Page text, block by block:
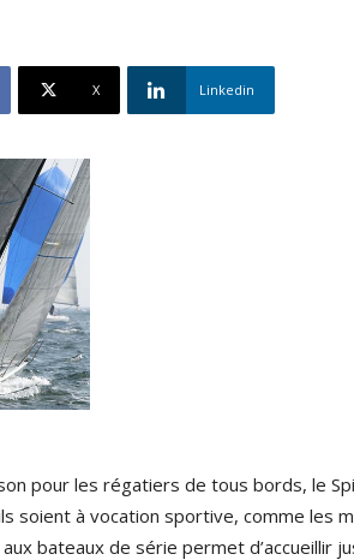
X Linkedin
pour les régatiers de tous bords, le
soient à vocation sportive, comme les
bateaux de série permet d’accueillir